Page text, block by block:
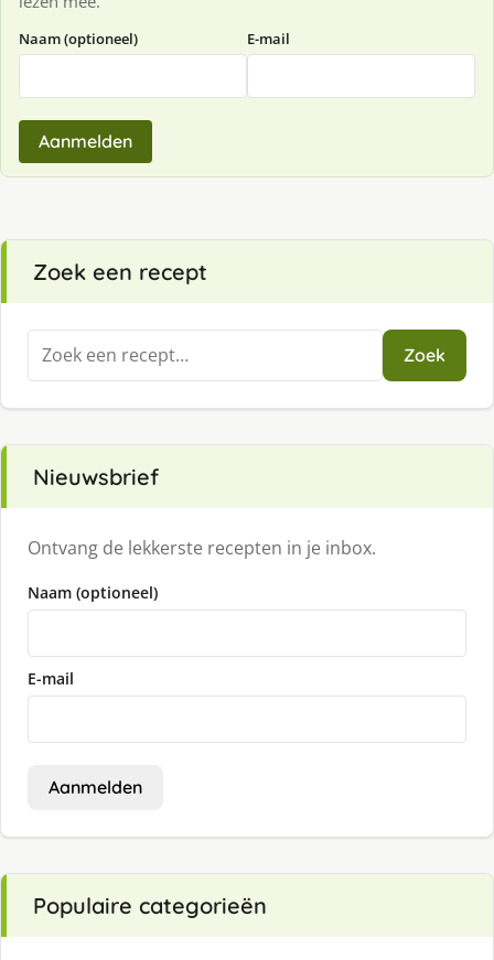
Naam (optioneel) E-mail
Aanmelden
Zoek een recept
Zoeken
naar:
Zoek
Nieuwsbrief
Ontvang de lekkerste recepten in je inbox.
Naam (optioneel)
E-mail
Aanmelden
Populaire categorieën